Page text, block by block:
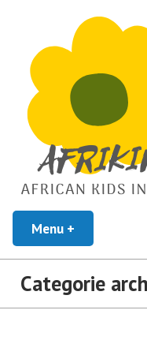
Afrikin
Menu +
Categorie